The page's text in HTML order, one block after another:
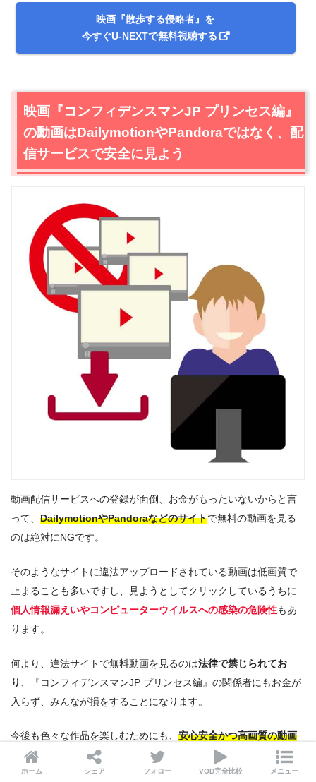
映画『散歩する侵略者』を
今すぐU-NEXTで無料視聴する
映画『コンフィデンスマンJP プリンセス編』
の動画はDailymotionやPandoraではなく、配
信サービスで安全に見よう
動画配信サービスへの登録が面倒、お金がもったいないからと言
って、 DailymotionやPandoraなどのサイトで無料の動画を見る
のは絶対にNGです。
そのようなサイトに違法アップロードされている動画は低画質で
止まることも多いですし、見ようとしてクリックしているうちに
個人情報漏えいやコンピューターウイルスへの感染の危険性もあ
ります。
何より、違法サイトで無料動画を見るのは法律で禁じられてお
り
、『コンフィデンスマンJP プリンセス編』の関係者にもお金が
入らず、みんなが損をすることになります。
今後も色々な作品を楽しむためにも、 安心安全かつ高画質の動画
配信サービスの無料トライアル
に加入して心ゆくまで楽しみまし
ょう。
ホーム シェア フォロー VOD完全比較 メニュー